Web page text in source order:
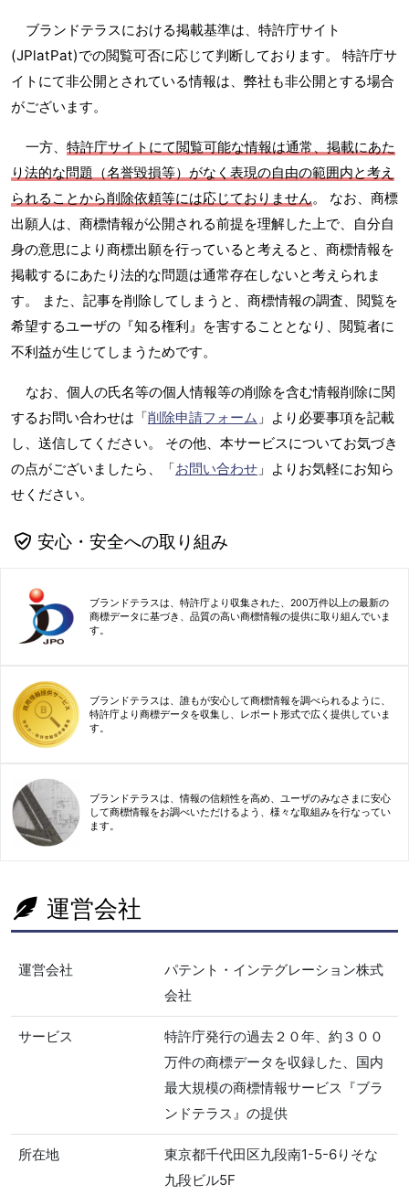
ブランドテラスにおける掲載基準は、特許庁サイト
(JPlatPat)での閲覧可否に応じて判断しております。 特許庁サ
イトにて非公開とされている情報は、弊社も非公開とする場合
がございます。
一方、 特許庁サイトにて閲覧可能な情報は通常、掲載にあた
り法的な問題（名誉毀損等）がなく表現の自由の範囲内と考え
られることから削除依頼等には応じておりません。 なお、商標
出願人は、商標情報が公開される前提を理解した上で、自分自
身の意思により商標出願を行っていると考えると、商標情報を
掲載するにあたり法的な問題は通常存在しないと考えられま
す。 また、記事を削除してしまうと、商標情報の調査、閲覧を
希望するユーザの『知る権利』を害することとなり、閲覧者に
不利益が生じてしまうためです。
なお、個人の氏名等の個人情報等の削除を含む情報削除に関
するお問い合わせは「削除申請フォーム 」より必要事項を記載
し、送信してください。 その他、本サービスについてお気づき
の点がございましたら、「お問い合わせ 」よりお気軽にお知ら
せください。
安心・安全への取り組み
ブランドテラスは、特許庁より収集された、200万件以上の最新の
商標データに基づき、品質の高い商標情報の提供に取り組んでいま
す。
ブランドテラスは、誰もが安心して商標情報を調べられるように、
特許庁より商標データを収集し、レポート形式で広く提供していま
す。
ブランドテラスは、情報の信頼性を高め、ユーザのみなさまに安心
して商標情報をお調べいただけるよう、様々な取組みを行なってい
ます。
運営会社
運営会社
パテント・インテグレーション株式
会社
サービス
特許庁発行の過去２０年、約３００
万件の商標データを収録した、国内
最大規模の商標情報サービス『ブラ
ンドテラス』の提供
所在地
東京都千代田区九段南1-5-6りそな
九段ビル5F